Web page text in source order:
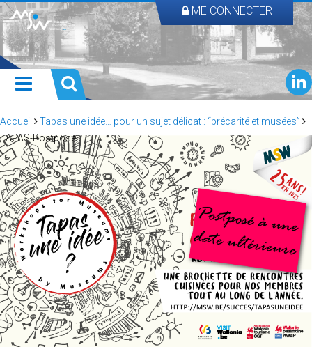
ME CONNECTER
Accueil
Tapas une idée… pour un sujet délicat : “précarité et musées”
TAPAS-Postpose